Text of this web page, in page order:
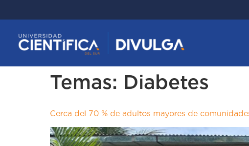
Temas: Diabetes
Cerca del 70 % de adultos mayores de